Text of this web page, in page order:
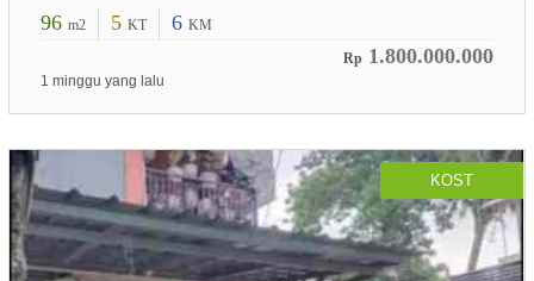
96 m2 5 KT 6 KM
Rp 1.800.000.000
1 minggu yang lalu
KOST